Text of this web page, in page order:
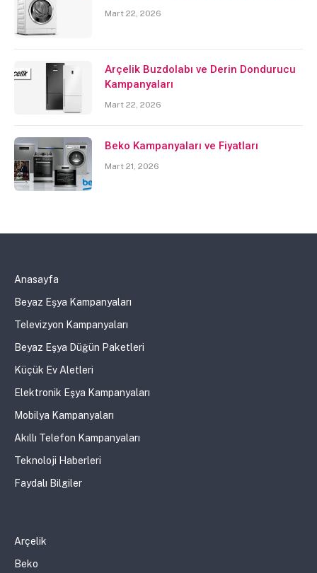
Mart 22, 2026
Arçelik Buzdolabı ve Derin Dondurucu
Kampanyaları
Mart 22, 2026
Beko Kampanyaları ve Fiyatları
Mart 21, 2026
Anasayfa
Beyaz Eşya Kampanyaları
Televizyon Kampanyaları
Beyaz Eşya Düğün Paketleri
Küçük Ev Aletleri
Elektronik Eşya Kampanyaları
Mobilya Kampanyaları
Akıllı Telefon Kampanyaları
Teknoloji Haberleri
Faydalı Bilgiler
Arçelik
Beko